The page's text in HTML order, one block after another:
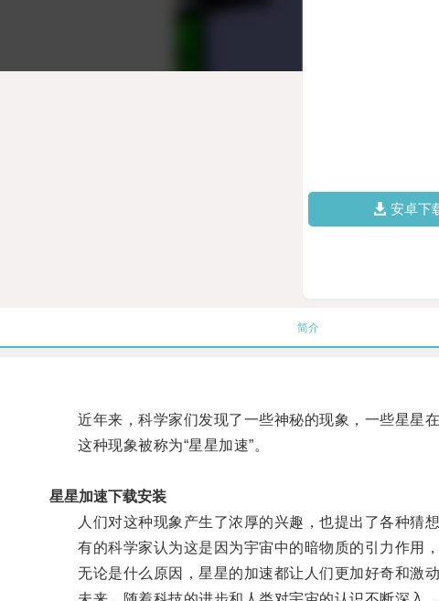
安卓下
简介
近年来，科学家们发现了一些神秘的现象，一些星星在
这种现象被称为“星星加速”。
星星加速下载安装
人们对这种现象产生了浓厚的兴趣，也提出了各种猜想
有的科学家认为这是因为宇宙中的暗物质的引力作用，
无论是什么原因，星星的加速都让人们更加好奇和激动